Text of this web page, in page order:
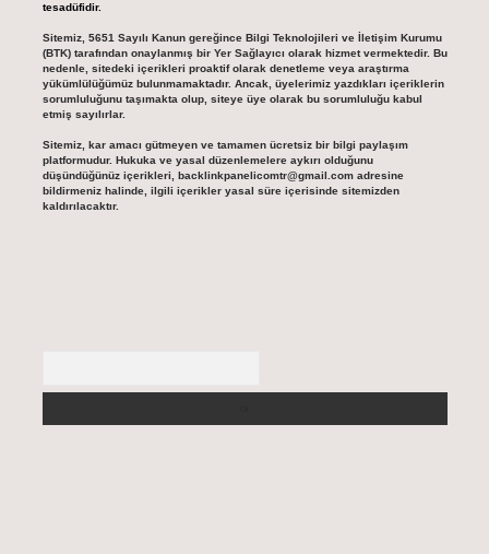
tesadüfidir.
Sitemiz, 5651 Sayılı Kanun gereğince Bilgi Teknolojileri ve İletişim Kurumu
(BTK) tarafından onaylanmış bir Yer Sağlayıcı olarak hizmet vermektedir. Bu
nedenle, sitedeki içerikleri proaktif olarak denetleme veya araştırma
yükümlülüğümüz bulunmamaktadır. Ancak, üyelerimiz yazdıkları içeriklerin
sorumluluğunu taşımakta olup, siteye üye olarak bu sorumluluğu kabul
etmiş sayılırlar.
Sitemiz, kar amacı gütmeyen ve tamamen ücretsiz bir bilgi paylaşım
platformudur. Hukuka ve yasal düzenlemelere aykırı olduğunu
düşündüğünüz içerikleri, backlinkpanelicomtr@gmail.comadresine
bildirmeniz halinde, ilgili içerikler yasal süre içerisinde sitemizden
kaldırılacaktır.